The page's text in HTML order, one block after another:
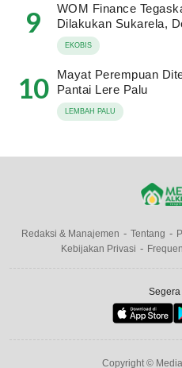
9
WOM Finance
Dilakukan Sukarela,
EKOBIS
10
Mayat Perempuan
Pantai Lere Palu
LEMBAH PALU
Redaksi & Manajemen Tentang
Kebijakan Privasi
Copyright ©